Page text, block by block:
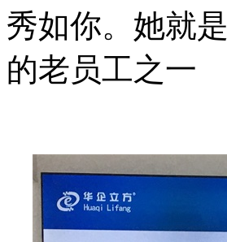
秀如你。她就是
的老员工之一